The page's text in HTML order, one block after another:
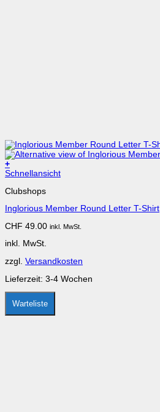
+
Schnellansicht
Clubshops
Inglorious Member Round Letter T-Shirt
CHF 49.00 inkl. MwSt.
inkl. MwSt.
zzgl. Versandkosten
Lieferzeit: 3-4 Wochen
Warteliste